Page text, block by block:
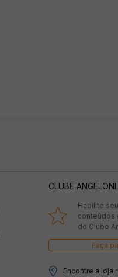
CLUBE ANGELONI
Habilite
conteúdos
do Clube
Faça
Encontre a loja